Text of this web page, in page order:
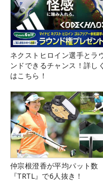
ネクストヒロイン選手とラ
ンドできるチャンス！詳しく
はこちら！
仲宗根澄香が平均パット数
『TRTL』で6人抜き！